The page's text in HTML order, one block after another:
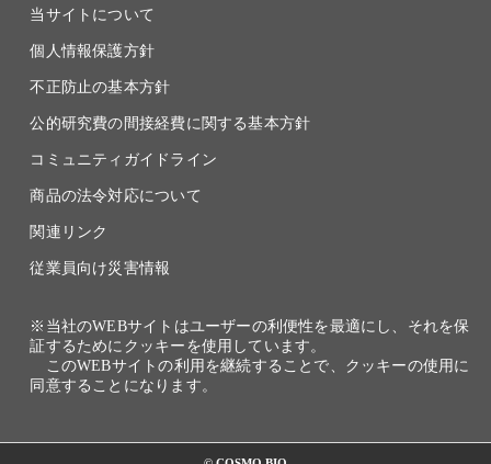
当サイトについて
個人情報保護方針
不正防止の基本方針
公的研究費の間接経費に関する基本方針
コミュニティガイドライン
商品の法令対応について
関連リンク
従業員向け災害情報
※当社のWEBサイトはユーザーの利便性を最適にし、それを保
証するためにクッキーを使用しています。
このWEBサイトの利用を継続することで、クッキーの使用に
同意することになります。